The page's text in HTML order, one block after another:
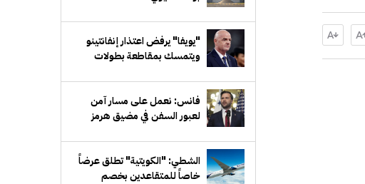
"يويفا" يرفض اعتذار إنفانتينو
ويتمسك بمقاطعة بطولات
فانس: نعمل على مسار آمن
لعبور السفن في مضيق هرمز
الشطي: "الكويتية" تطلق عرضاً
خاصاً للمتقاعدين بخصم